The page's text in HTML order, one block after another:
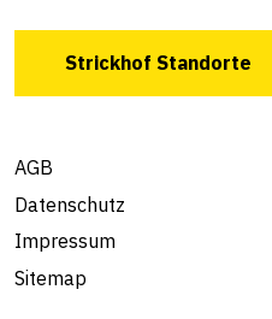
Strickhof Standorte
AGB
Datenschutz
Impressum
Sitemap